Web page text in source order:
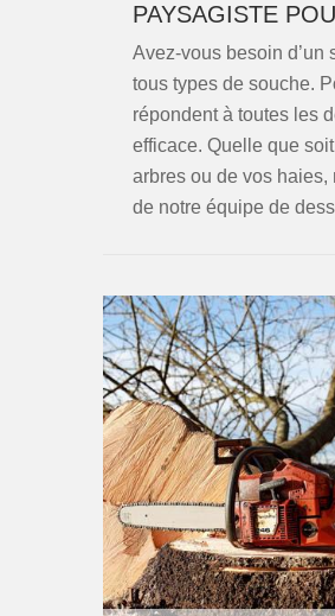
PAYSAGISTE
Avez-vous besoin
tous types de souche.
répondent à toutes les
efficace. Quelle que
arbres ou de vos
de notre équipe de